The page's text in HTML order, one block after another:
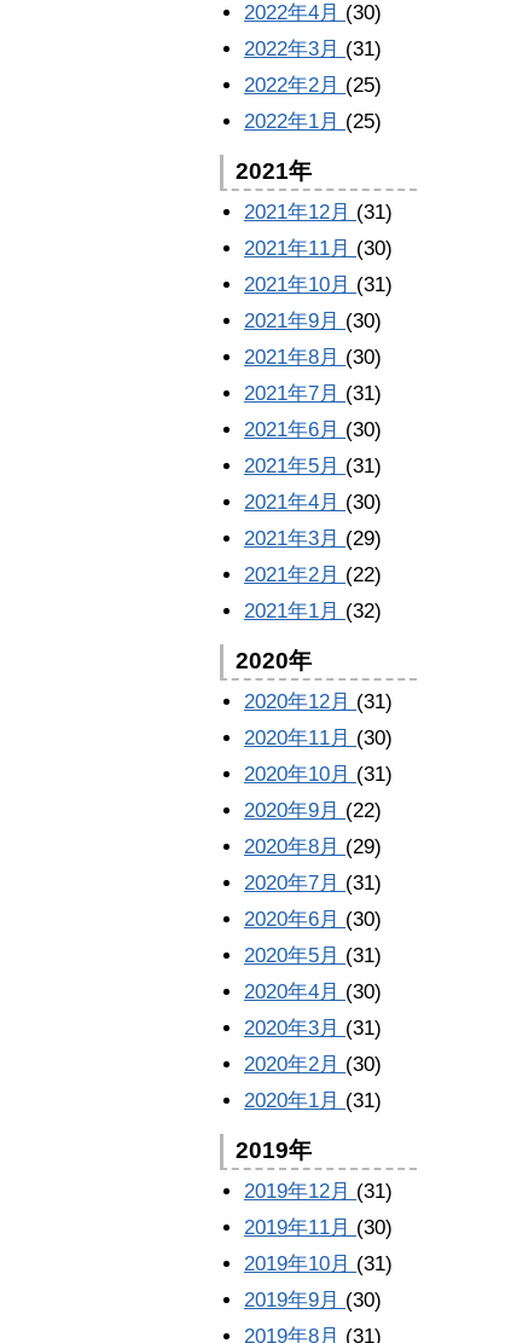
2022年4月 (30)
2022年3月 (31)
2022年2月 (25)
2022年1月 (25)
2021年
2021年12月 (31)
2021年11月 (30)
2021年10月 (31)
2021年9月 (30)
2021年8月 (30)
2021年7月 (31)
2021年6月 (30)
2021年5月 (31)
2021年4月 (30)
2021年3月 (29)
2021年2月 (22)
2021年1月 (32)
2020年
2020年12月 (31)
2020年11月 (30)
2020年10月 (31)
2020年9月 (22)
2020年8月 (29)
2020年7月 (31)
2020年6月 (30)
2020年5月 (31)
2020年4月 (30)
2020年3月 (31)
2020年2月 (30)
2020年1月 (31)
2019年
2019年12月 (31)
2019年11月 (30)
2019年10月 (31)
2019年9月 (30)
2019年8月 (31)